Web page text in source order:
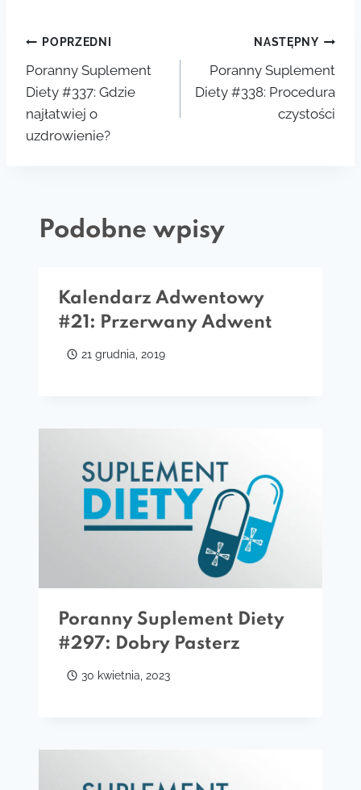
Nawigacja
wpisu
POPRZEDNI
Poranny Suplement
Diety #337: Gdzie
najłatwiej o
uzdrowienie?
NASTĘPNY
Poranny Suplement
Diety #338: Procedura
czystości
Podobne wpisy
Kalendarz Adwentowy
#21: Przerwany Adwent
21 grudnia, 2019
Poranny Suplement Diety
#297: Dobry Pasterz
30 kwietnia, 2023